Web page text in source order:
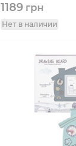
1189грн
Нет в наличии